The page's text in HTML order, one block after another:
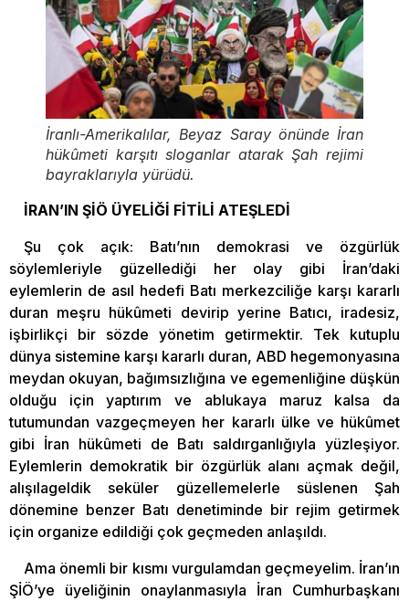
İranlı-Amerikalılar, Beyaz Saray önünde İran
hükûmeti karşıtı sloganlar atarak Şah rejimi
bayraklarıyla yürüdü.
İRAN’IN ŞİÖ ÜYELİĞİ FİTİLİ ATEŞLEDİ
Şu çok açık: Batı’nın demokrasi ve özgürlük
söylemleriyle güzellediği her olay gibi İran’daki
eylemlerin de asıl hedefi Batı merkezciliğe karşı kararlı
duran meşru hükûmeti devirip yerine Batıcı, iradesiz,
işbirlikçi bir sözde yönetim getirmektir. Tek kutuplu
dünya sistemine karşı kararlı duran, ABD hegemonyasına
meydan okuyan, bağımsızlığına ve egemenliğine düşkün
olduğu için yaptırım ve ablukaya maruz kalsa da
tutumundan vazgeçmeyen her kararlı ülke ve hükûmet
gibi İran hükûmeti de Batı saldırganlığıyla yüzleşiyor.
Eylemlerin demokratik bir özgürlük alanı açmak değil,
alışılageldik seküler güzellemelerle süslenen Şah
dönemine benzer Batı denetiminde bir rejim getirmek
için organize edildiği çok geçmeden anlaşıldı.
Ama önemli bir kısmı vurgulamdan geçmeyelim. İran’ın
ŞİÖ’ye üyeliğinin onaylanmasıyla İran Cumhurbaşkanı